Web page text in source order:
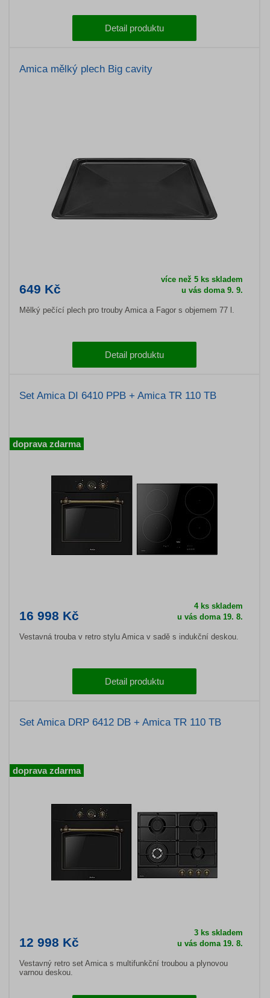
Detail produktu
Amica mělký plech Big cavity
649 Kč
více než 5 ks skladem
u vás doma 9. 9.
Mělký pečící plech pro trouby Amica a Fagor s objemem 77 l.
Detail produktu
Set Amica DI 6410 PPB + Amica TR 110 TB
16 998 Kč
4 ks skladem
u vás doma 19. 8.
Vestavná trouba v retro stylu Amica v sadě s indukční deskou.
Detail produktu
doprava zdarma
Set Amica DRP 6412 DB + Amica TR 110 TB
12 998 Kč
3 ks skladem
u vás doma 19. 8.
Vestavný retro set Amica s multifunkční troubou a plynovou
varnou deskou.
doprava zdarma